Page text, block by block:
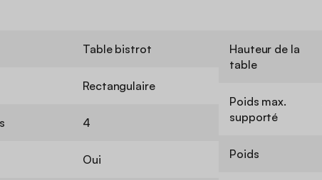
Table bistrot
Rectangulaire
4
Oui
Hauteur de la
table
Poids max.
supporté
Poids